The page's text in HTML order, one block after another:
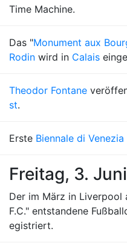
Time Machine.
Das "Monument aux
Rodin wird in Calais
Theodor Fontane
st.
Erste Biennale di Venezia
Freitag, 3.
Der im März in
F.C." entstandene
egistriert.